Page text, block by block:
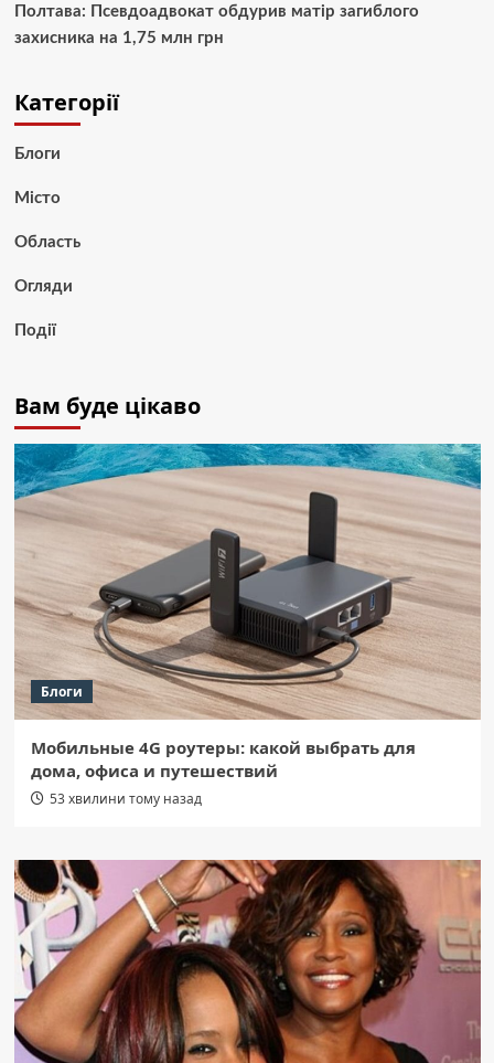
Полтава: Псевдоадвокат обдурив матір загиблого
захисника на 1,75 млн грн
Категорії
Блоги
Місто
Область
Огляди
Події
Вам буде цікаво
Блоги
Мобильные 4G роутеры: какой выбрать для
дома, офиса и путешествий
53 хвилини тому назад